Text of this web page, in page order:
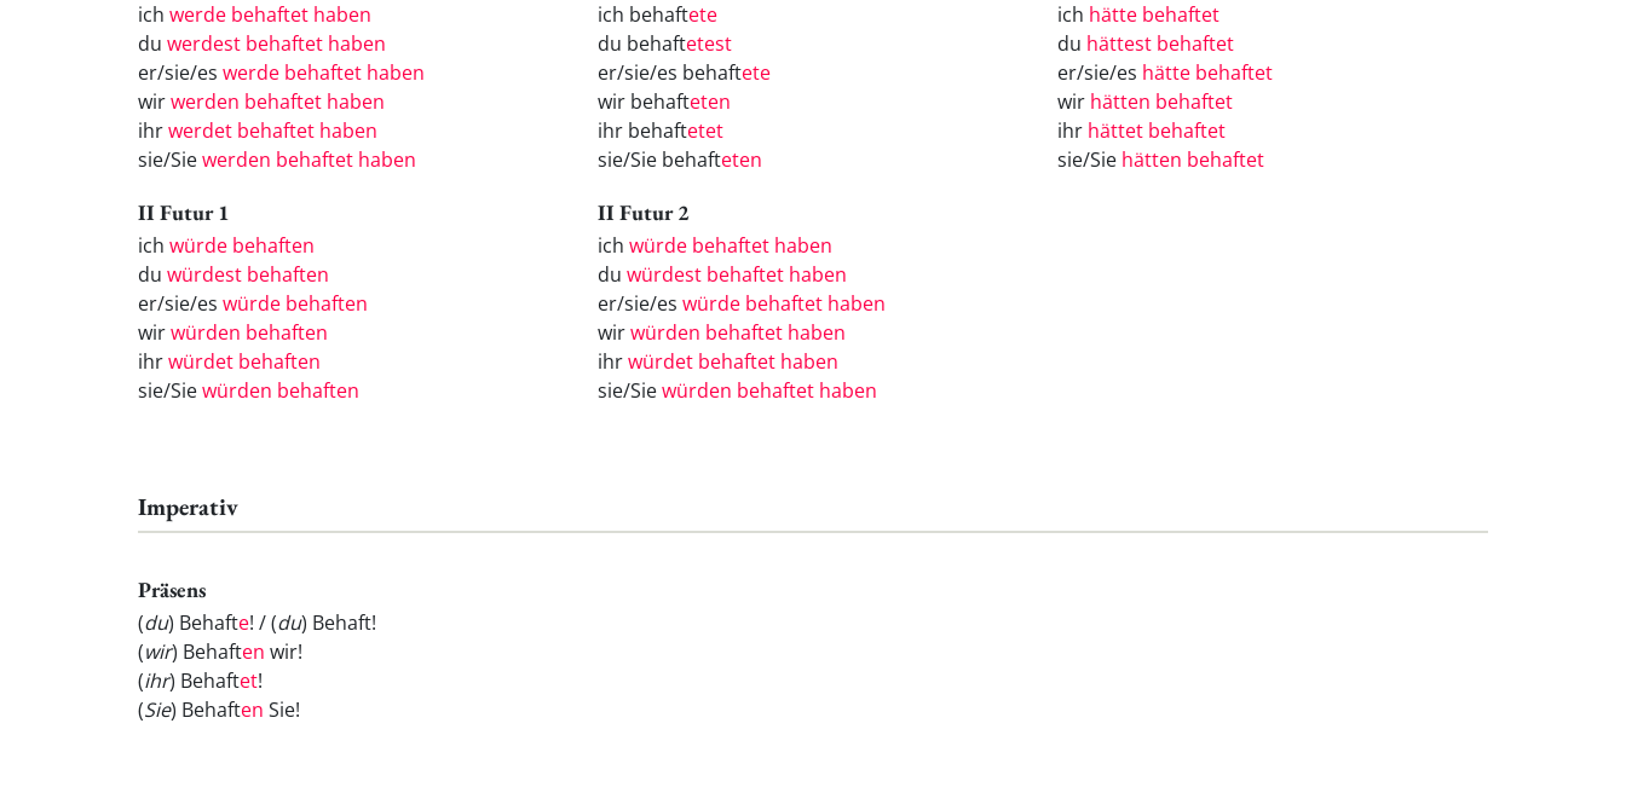
ich werde behaftet haben
du werdest behaftet haben
er/sie/es werde behaftet haben
wirwerden behaftet haben
ihrwerdet behaftet haben
sie/Siewerden behaftet haben
ich behaftete
du behaftetest
er/sie/es behaftete
wir behafteten
ihr behaftetet
sie/Sie behafteten
ich hätte behaftet
du hättest behaftet
er/sie/es hätte behaftet
wir hätten behaftet
ihr hättet behaftet
sie/Sie hätten behaftet
II Futur 1
ich würde behaften
du würdest behaften
er/sie/es würde behaften
wirwürden behaften
ihrwürdet behaften
sie/Siewürden behaften
II Futur 2
ich würde behaftet haben
du würdest behaftet haben
er/sie/es würde behaftet haben
wirwürden behaftet haben
ihrwürdet behaftet haben
sie/Siewürden behaftet haben
Imperativ
Präsens
(du) Behafte! / (du) Behaft!
(wir) Behaften wir!
(ihr) Behaftet!
(Sie) Behaften Sie!